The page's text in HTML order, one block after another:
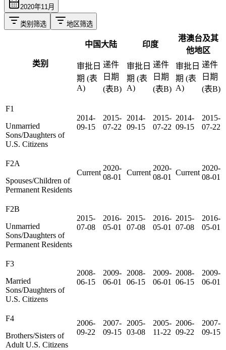
2020年11 月
类别筛选 地区筛选
类别
中国大陆 印度
港澳台及其
他地区
审批日
期 (表
A)
递件
日期
(表B)
审批日
期 (表
A)
递件
日期
(表B)
审批日
期 (表
A)
递件
日期
(表B)
F1
Unmarried
Sons/Daughters of
U.S. Citizens
2014-
09-15
2015-
07-22
2014-
09-15
2015-
07-22
2014-
09-15
2015-
07-22
F2A
Spouses/Children of
Permanent Residents
Current
2020-
08-01
Current
2020-
08-01
Current
2020-
08-01
F2B
Unmarried
Sons/Daughters of
Permanent Residents
2015-
07-08
2016-
05-01
2015-
07-08
2016-
05-01
2015-
07-08
2016-
05-01
F3
Married
Sons/Daughters of
U.S. Citizens
2008-
06-15
2009-
06-01
2008-
06-15
2009-
06-01
2008-
06-15
2009-
06-01
F4
Brothers/Sisters of
Adult U.S. Citizens
2006-
09-22
2007-
09-15
2005-
03-08
2005-
11-22
2006-
09-22
2007-
09-15